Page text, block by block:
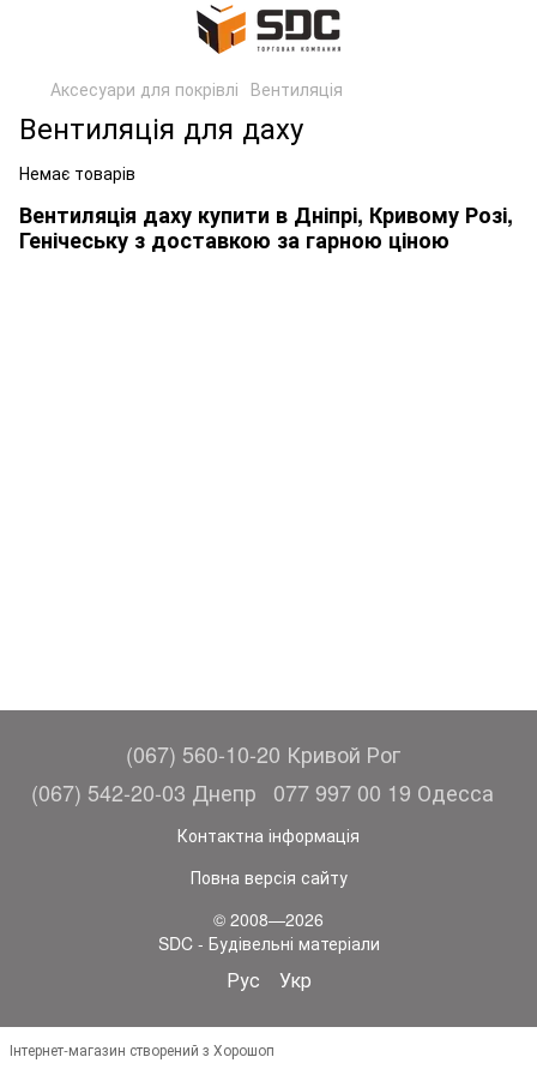
Аксесуари для покрівлі Вентиляція
Вентиляція для даху
Немає товарів
Вентиляція даху купити в Дніпрі, Кривому Розі,
Генічеську з доставкою за гарною ціною
(067) 560-10-20 Кривой Рог
(067) 542-20-03 Днепр
077 997 00 19 Одесса
Контактна інформація
Повна версія сайту
© 2008—2026
SDC - Будівельні матеріали
Рус Укр
Інтернет-магазин створений з Хорошоп